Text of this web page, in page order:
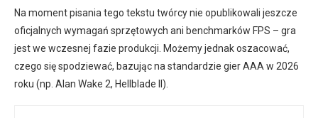
Na moment pisania tego tekstu twórcy nie opublikowali jeszcze
oficjalnych wymagań sprzętowych ani benchmarków FPS – gra
jest we wczesnej fazie produkcji. Możemy jednak oszacować,
czego się spodziewać, bazując na standardzie gier AAA w 2026
roku (np. Alan Wake 2, Hellblade II).